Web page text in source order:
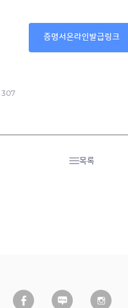
증명서온라인발급링크
307
목록